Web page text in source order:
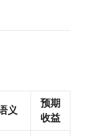
义
预期
收益